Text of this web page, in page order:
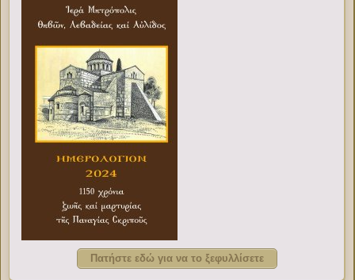
Πατήστε εδώ για να το ξεφυλλίσετε